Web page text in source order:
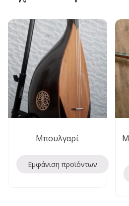
Μπουλγαρί
Εμφάνιση προϊόντων